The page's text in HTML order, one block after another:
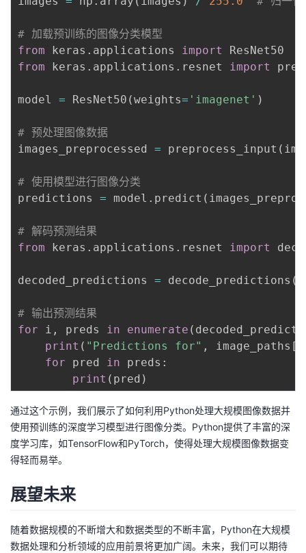
# 加载预训练的图像分类模型
from keras . applications import
from keras . applications . resnet import
model = ResNet50 (weights= 'imagenet' )
# 预处理图像数据
images_preprocessed = preprocess_input (
# 使用模型进行图像分类
predictions = model . predict (
# 解码预测结果
from keras . applications . resnet import
decoded_predictions = decode_predictions (
# 输出预测结果
for i , preds in enumerate (
print ( "Predictions for" , image_paths [
for pred in preds :
print ( pred )
通过这个示例，我们展示了如何利用Python处理大规模图像数据并
使用预训练的深度学习模型进行图像分类。Python提供了丰富的深
度学习库，如TensorFlow和PyTorch，使得处理大规模图像数据变
得轻而易举。
展望未来
随着数据规模的不断增大和数据类型的不断丰富，Python在大规模
数据处理和分析领域的应用前景将更加广阔。未来，我们可以期待